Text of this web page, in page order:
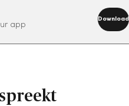
app
Download